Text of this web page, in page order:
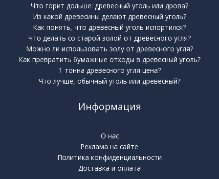
Что горит дольше: древесный уголь или дрова?
Из какой древесины делают древесный уголь?
Как понять, что древесный уголь испортился?
Что делать со старой золой от древесного угля?
Можно ли использовать золу от древесного угля?
Как превратить бумажные отходы в древесный уголь?
1 тонна древесного угля цена?
Что лучше, обычный уголь или древесный?
Информация
О нас
Реклама на сайте
Политика конфиденциальности
Доставка и оплата